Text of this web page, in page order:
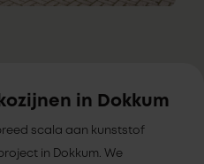
in Dokkum
scala aan kunststof
in Dokkum. We